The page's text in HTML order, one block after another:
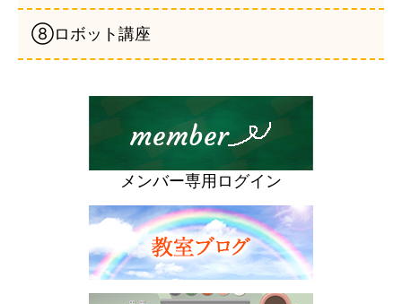
⑧ロボット講座
メンバー専用ログイン